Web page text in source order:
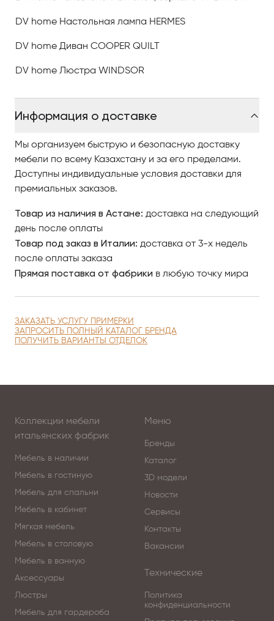
У этой мебели есть, конечно, и персональный стиль:
декоративные образцы и неизменно
аристократично богемный.
Современное мебельное искусство компании DV
home своей главной эмоцией заслуженно считает
«подробностями», от вдохновения до законченного
шедевра.
Центр Итальянской Мебели Antonovych Home в
ценителям роскоши — всё самое лучшее, чтобы
подчеркнуть ваш высокий статус!
DV home Настольная лампа HERMES
DV home Диван COOPER QUILT
DV home Люстра WINDSOR
Информация о доставке
Мы организуем быструю и безопасную доставку
мебели по всему Казахстану и за его пределами.
Доступны индивидуальные условия доставки для
премиальных заказов.
Товар из наличия в Астане: доставка на следующий
день после оплаты
Товар под заказ в Италии: доставка от 3-х недель
после оплаты заказа
Прямая поставка от фабрики в любую точку мира
ЗАКАЗАТЬ УСЛУГУ ПРИМЕРКИ
ЗАПРОСИТЬ ПОЛНЫЙ КАТАЛОГ БРЕНДА
ПОЛУЧИТЬ ВАРИАНТЫ ОТДЕЛОК
Коллекции мебели
итальянских фабрик
Мебель в наличии
Мебель в гостиную
Мебель для спальни
Мебель в кабинет
Мягкая мебель
Мебель в столовую
Мебель в ванную
Аксессуары
Люстры
Мебель для гардероба
Меню
Бренды
Каталог
3D модели
Новости
Сервисы
Контакты
Вакансии
Технические
Политика
конфиденциальности